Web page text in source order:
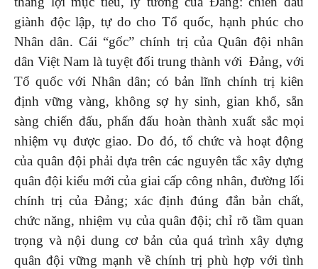
giành độc lập, tự do cho Tổ quốc, hạnh phúc cho
Nhân dân. Cái “gốc” chính trị của Quân đội nhân
dân Việt Nam là tuyệt đối trung thành với Đảng, với
Tổ quốc với Nhân dân; có bản lĩnh chính trị kiên
định vững vàng, không sợ hy sinh, gian khổ, sẵn
sàng chiến đấu, phấn đấu hoàn thành xuất sắc mọi
nhiệm vụ được giao. Do đó, tổ chức và hoạt động
của quân đội phải dựa trên các nguyên tắc xây dựng
quân đội kiểu mới của giai cấp công nhân, đường lối
chính trị của Đảng; xác định đúng đắn bản chất,
chức năng, nhiệm vụ của quân đội; chỉ rõ tầm quan
trọng và nội dung cơ bản của quá trình xây dựng
quân đội vững mạnh về chính trị phù hợp với tình